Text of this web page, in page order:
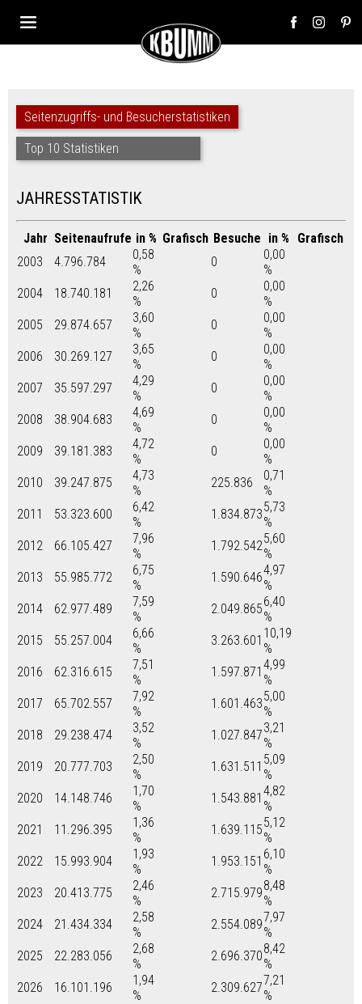
Seitenzugriffs- und Besucherstatistiken
Top 10 Statistiken
JAHRESSTATISTIK
Jahr Seitenaufrufe in % Grafisch Besuche in %
Grafisch
2003
4.796.784
0,58
%
0
0,00
%
2004
18.740.181
2,26
%
0
0,00
%
2005
29.874.657
3,60
%
0
0,00
%
2006
30.269.127
3,65
%
0
0,00
%
2007
35.597.297
4,29
%
0
0,00
%
2008
38.904.683
4,69
%
0
0,00
%
2009
39.181.383
4,72
%
0
0,00
%
2010
39.247.875
4,73
%
225.836
0,71
%
2011
53.323.600
6,42
%
1.834.8735,73
%
2012
66.105.427
7,96
%
1.792.5425,60
%
2013
55.985.772
6,75
%
1.590.6464,97
%
2014
62.977.489
7,59
%
2.049.8656,40
%
2015
55.257.004
6,66
%
3.263.601 10,19
%
2016
62.316.615
7,51
%
1.597.871 4,99
%
2017
65.702.557
7,92
%
1.601.4635,00
%
2018
29.238.474
3,52
%
1.027.8473,21
%
2019
20.777.703
2,50
%
1.631.511 5,09
%
2020
14.148.746
1,70
%
1.543.881 4,82
%
2021
11.296.395
1,36
%
1.639.1155,12
%
2022
15.993.904
1,93
%
1.953.151 6,10
%
2023
20.413.775
2,46
%
2.715.9798,48
%
2024
21.434.334
2,58
%
2.554.0897,97
%
2025
22.283.056
2,68
%
2.696.3708,42
%
2026
16.101.196
1,94
%
2.309.6277,21
%